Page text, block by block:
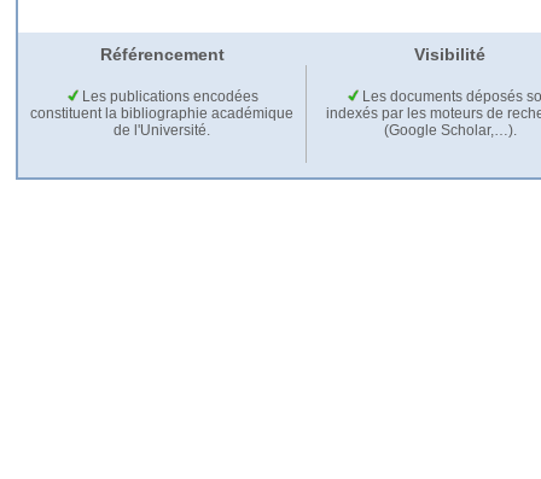
Référencement Visibilité
Les publications encodées
constituent la bibliographie académique
de l'Université.
Les documents déposés
indexés par les moteurs de
(Google Scholar,…).